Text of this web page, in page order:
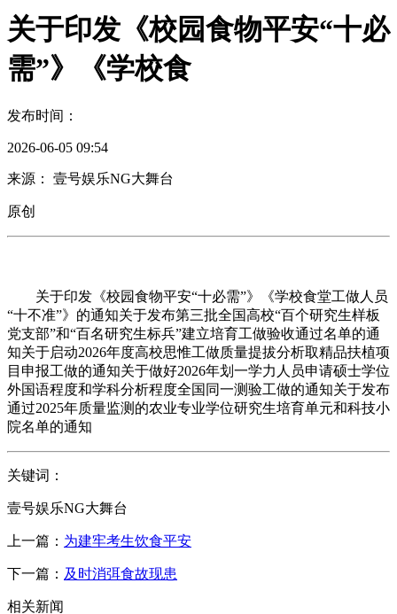
关于印发《校园食物平安“十必
需”》《学校食
发布时间：
2026-06-05 09:54
来源： 壹号娱乐NG大舞台
原创
关于印发《校园食物平安“十必需”》《学校食堂工做人员
“十不准”》的通知关于发布第三批全国高校“百个研究生样板
党支部”和“百名研究生标兵”建立培育工做验收通过名单的通
知关于启动2026年度高校思惟工做质量提拔分析取精品扶植项
目申报工做的通知关于做好2026年划一学力人员申请硕士学位
外国语程度和学科分析程度全国同一测验工做的通知关于发布
通过2025年质量监测的农业专业学位研究生培育单元和科技小
院名单的通知
关键词：
壹号娱乐NG大舞台
上一篇： 为建牢考生饮食平安
下一篇： 及时消弭食故现患
相关新闻